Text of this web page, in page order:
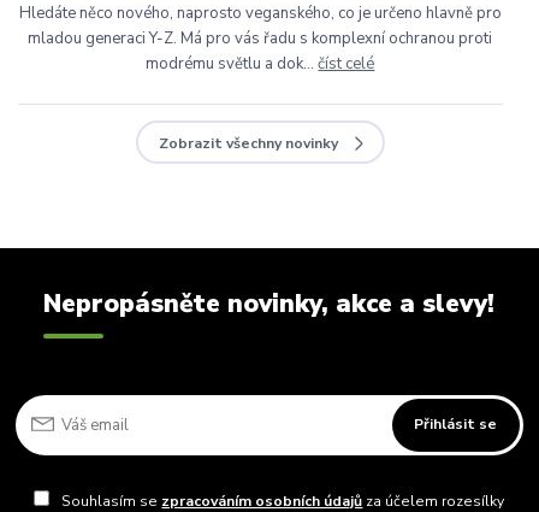
Hledáte něco nového, naprosto veganského, co je určeno hlavně pro
mladou generaci Y-Z. Má pro vás řadu s komplexní ochranou proti
modrému světlu a dok...číst celé
Zobrazit všechny novinky
Nepropásněte novinky, akce a slevy!
Přihlásit se
Souhlasím se zpracováním osobních údajů za účelem rozesílky